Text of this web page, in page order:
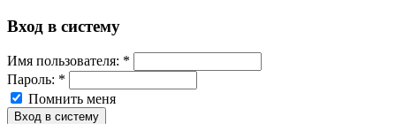
Вход в систему
Имя пoльзовaтeля: *
Пароль: *
Помнить меня